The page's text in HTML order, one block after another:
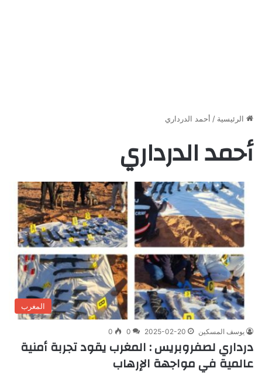
الرئيسية / أحمد الدرداري
أحمد الدرداري
المغرب
يوسف المسكين 2025-02-20
0
0
درداري لصفروبريس : المغرب يقود تجربة أمنية
عالمية في مواجهة الإرهاب